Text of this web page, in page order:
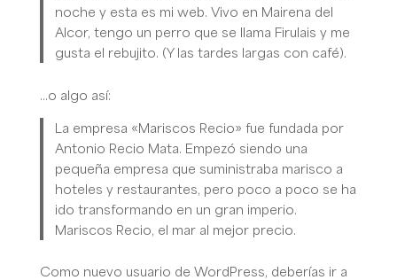
noche y esta es mi web. Vivo en Mairena del
Alcor, tengo un perro que se llama Firulais y me
gusta el rebujito. (Y las tardes largas con café).
…o algo así:
La empresa «Mariscos Recio» fue fundada por
Antonio Recio Mata. Empezó siendo una
pequeña empresa que suministraba marisco a
hoteles y restaurantes, pero poco a poco se ha
ido transformando en un gran imperio.
Mariscos Recio, el mar al mejor precio.
Como nuevo usuario de WordPress, deberías ir a